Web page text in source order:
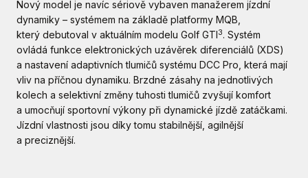
Nový model je navíc sériově vybaven manažerem jízdní
dynamiky – systémem na základě platformy MQB,
který debutoval v aktuálním modelu Golf GTI3. Systém
ovládá funkce elektronických uzávěrek diferenciálů (XDS)
a nastavení adaptivních tlumičů systému DCC Pro, která mají
vliv na příčnou dynamiku. Brzdné zásahy na jednotlivých
kolech a selektivní změny tuhosti tlumičů zvyšují komfort
a umocňují sportovní výkony při dynamické jízdě zatáčkami.
Jízdní vlastnosti jsou díky tomu stabilnější, agilnější
a preciznější.